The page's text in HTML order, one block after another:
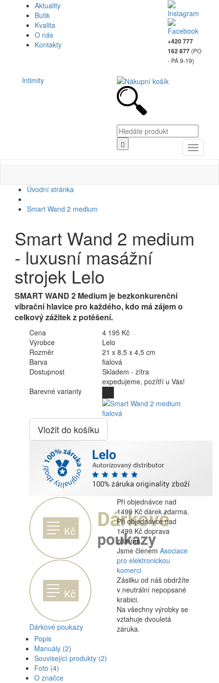
Aktuality
Butik
Kvalita
O nás
Kontakty
+420 777
162 877 (PO
- PÁ 9-19)
Intimity
Toggle
Úvodní stránka
Smart Wand 2 medium
Smart Wand 2 medium
- luxusní masážní
strojek Lelo
SMART WAND 2 Medium je bezkonkurenční
vibrační hlavice pro každého, kdo má zájem o
celkový zážitek z potěšení.
Cena
4 195 Kč
Výrobce
Lelo
Rozměr
21 x 8,5 x 4,5 cm
Barva
fialová
Dostupnost
Skladem - zítra
expedujeme, pozítří u Vás!
Barevné varianty
Vložit do košíku
Dárkové poukazy
Při objednávce nad
1499 Kč dárek zdarma.
Při objednávce nad
1499 Kč doprava
zdarma.
Jsme členem Asociace
pro elektronickou
komerci
Zásilku od náš obdržíte
v neutrální nepopsané
krabici.
Na všechny výrobky se
vztahuje dvouletá
záruka.
Popis
Manuály (2)
Související produkty (2)
Foto (4)
O značce